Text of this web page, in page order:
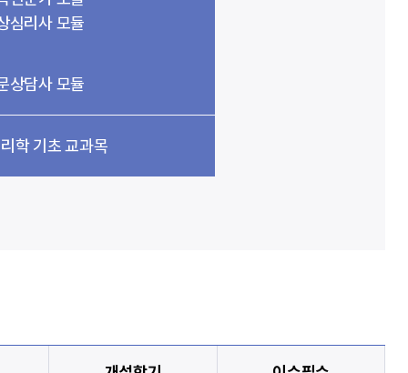
심리사 모듈
상담사 모듈
학 기초 교과목